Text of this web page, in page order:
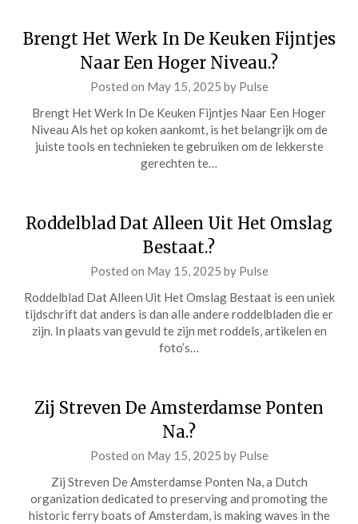
Brengt Het Werk In De Keuken Fijntjes
Naar Een Hoger Niveau.?
Posted on May 15, 2025 by Pulse
Brengt Het Werk In De Keuken Fijntjes Naar Een Hoger
Niveau Als het op koken aankomt, is het belangrijk om de
juiste tools en technieken te gebruiken om de lekkerste
gerechten te…
Roddelblad Dat Alleen Uit Het Omslag
Bestaat.?
Posted on May 15, 2025 by Pulse
Roddelblad Dat Alleen Uit Het Omslag Bestaat is een uniek
tijdschrift dat anders is dan alle andere roddelbladen die er
zijn. In plaats van gevuld te zijn met roddels, artikelen en
foto’s…
Zij Streven De Amsterdamse Ponten
Na.?
Posted on May 15, 2025 by Pulse
Zij Streven De Amsterdamse Ponten Na, a Dutch
organization dedicated to preserving and promoting the
historic ferry boats of Amsterdam, is making waves in the